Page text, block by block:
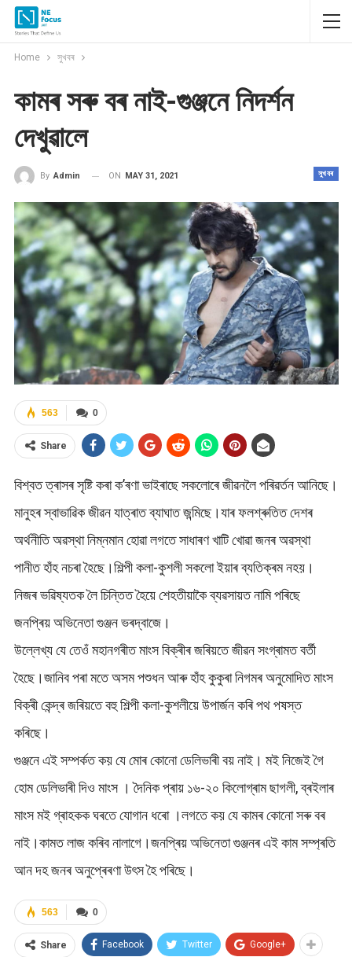
Home সুখবৰ
কামৰ সৰু বৰ নাই-গুঞ্জনে নিদৰ্শন
দেখুৱালে
সুখবৰ
By Admin ON MAY 31, 2021
0
563
Share
বিশ্বত ত্ৰাসৰ সৃষ্টি কৰা ক’ৰণা ভাইৰাছে সকলোৰে জীৱনলৈ পৰিৱৰ্তন আনিছে।
মানুহৰ স্বাভাৱিক জীৱন যাত্ৰাত ব্যাঘাত জন্মিছে।যাৰ ফলশ্ৰুতিত দেশৰ
অৰ্থনীতি অৱস্থা নিম্নমান হোৱা লগতে সাধাৰণ খাটি খোৱা জনৰ অৱস্থা
পানীত হাঁহ নচৰা হৈছে।শিল্পী কলা-কুশলী সকলো ইয়াৰ ব্যতিক্ৰম নহয়।
নিজৰ ভৱিষ্যতক লৈ চিন্তিত হৈয়ে শেহতীয়াকৈ ব্যৱসায়ত নামি পৰিছে
জনপ্ৰিয় অভিনেতা গুঞ্জন ভৰদ্বাজে।
উল্লেখ্য যে তেওঁ মহানগৰীত মাংস বিক্ৰীৰ জৰিয়তে জীৱন সংগ্ৰামত বৰ্তী
হৈছে।জানিব পৰা মতে অসম পশুধন আৰু হাঁহ কুকুৰা নিগমৰ অনুমোদিত মাংস
বিক্ৰী কেন্দ্ৰ জৰিয়তে বহু শিল্পী কলা-কুশলীয়ে উপাৰ্জন কৰি পথ পষস্ত
কৰিছে।
গুঞ্জনে এই সম্পৰ্কত কয় যে মোৰ কোনো ডেলিভাৰী বয় নাই। ম‌ই নিজেই গৈ
হোম ডেলিভাৰী দিও মাংস । দৈনিক প্ৰায় ১৬-২০ কিলোগ্ৰাম ছাগলী, ব্ৰ‌ইলাৰ
মাংস ম‌ই গ্ৰাহকক ঘৰতে যোগান ধৰো ।লগতে কয় যে কামৰ কোনো সৰু বৰ
নাই।কামত লাজ কৰিব নালাগে।জনপ্ৰিয় অভিনেতা গুঞ্জনৰ এই কাম সম্প্ৰতি
আন দহ জনৰ অনুপ্ৰেৰণা উৎস হৈ পৰিছে।
0
563
Share Facebook Twitter Google+